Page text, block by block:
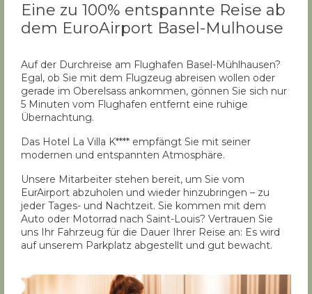
Eine zu 100% entspannte Reise ab
dem EuroAirport Basel-Mulhouse
Auf der Durchreise am Flughafen Basel-Mühlhausen?
Egal, ob Sie mit dem Flugzeug abreisen wollen oder
gerade im Oberelsass ankommen, gönnen Sie sich nur
5 Minuten vom Flughafen entfernt eine ruhige
Übernachtung.
Das Hotel La Villa K**** empfängt Sie mit seiner
modernen und entspannten Atmosphäre.
Unsere Mitarbeiter stehen bereit, um Sie vom
EurAirport abzuholen und wieder hinzubringen – zu
jeder Tages- und Nachtzeit. Sie kommen mit dem
Auto oder Motorrad nach Saint-Louis? Vertrauen Sie
uns Ihr Fahrzeug für die Dauer Ihrer Reise an: Es wird
auf unserem Parkplatz abgestellt und gut bewacht.